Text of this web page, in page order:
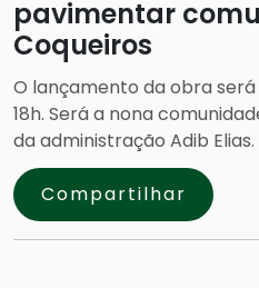
pavimentar
Coqueiros
O lançamento da obra
18h. Será a nona
da administração Adib Elias.
Compartilhar